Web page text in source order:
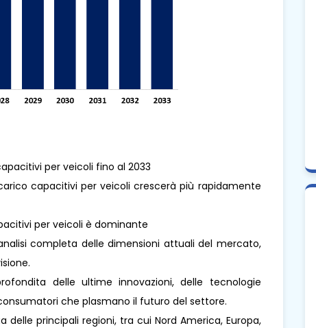
per veicoli fino al 2033
capacitivi per veicoli crescerà più rapidamente
per veicoli è dominante
completa delle dimensioni attuali del mercato,
delle ultime innovazioni, delle tecnologie
che plasmano il futuro del settore.
principali regioni, tra cui Nord America, Europa,